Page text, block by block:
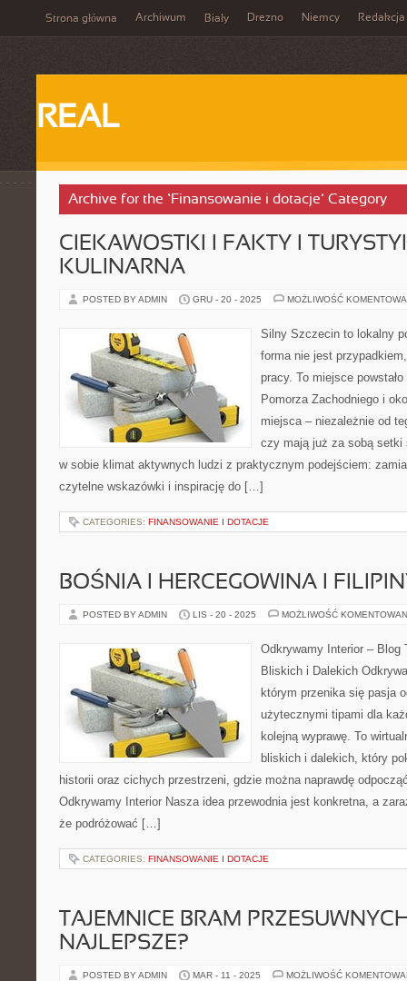
Strona główna Archiwum Biały Drezno Niemcy Redakcja
REAL
Archive for the ‘Finansowanie i dotacje’ Category
CIEKAWOSTKI I FAKTY I
KULINARNA
POSTED BY ADMIN GRU - 20 - 2025 MOŻLIWOŚĆ
Silny Szczecin to lokalny
forma nie jest
pracy. To miejsce
Pomorza Zachodniego i
miejsca – niezależnie od
czy mają już za sobą setki
w sobie klimat aktywnych ludzi z praktycznym podejściem:
czytelne wskazówki i inspirację do […]
CATEGORIES: FINANSOWANIE I DOTACJE
BOŚNIA I HERCEGOWINA I
POSTED BY ADMIN LIS - 20 - 2025 MOŻLIWOŚĆ
Odkrywamy Interior –
Bliskich i Dalekich
którym przenika się pasja
użytecznymi tipami dla
kolejną wyprawę. To
bliskich i dalekich, który
historii oraz cichych przestrzeni, gdzie można naprawdę
Odkrywamy Interior Nasza idea przewodnia jest konkretna, a
że podróżować […]
CATEGORIES: FINANSOWANIE I DOTACJE
TAJEMNICE BRAM
NAJLEPSZE?
POSTED BY ADMIN MAR - 11 - 2025 MOŻLIWOŚĆ